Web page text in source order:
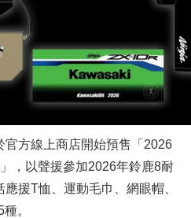
官方線上商店開始預售「2026
，以聲援參加2026年鈴鹿8耐
援T恤、運動毛巾、網眼帽、
。